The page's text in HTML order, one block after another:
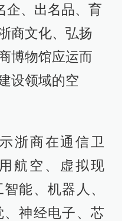
、出名品、育
商文化、弘扬
博物馆应运而
设领域的空
浙商在通信卫
航空、虚拟现
能、机器人、
神经电子、芯